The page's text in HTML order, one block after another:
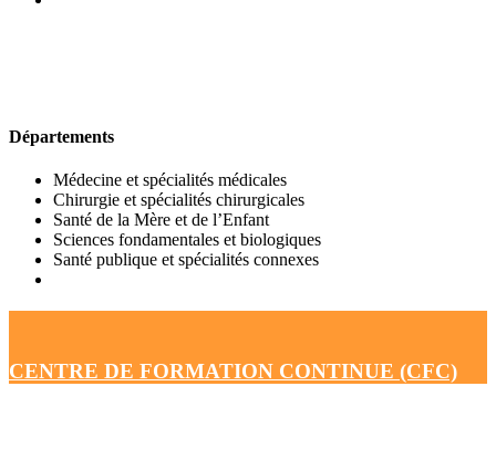
Départements
Médecine et spécialités médicales
Chirurgie et spécialités chirurgicales
Santé de la Mère et de l’Enfant
Sciences fondamentales et biologiques
Santé publique et spécialités connexes
CENTRE DE FORMATION CONTINUE (CFC)